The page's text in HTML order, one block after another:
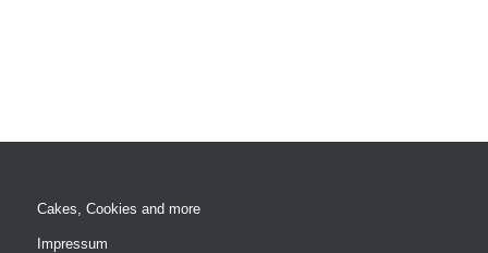
Cakes, Cookies and more
Impressum